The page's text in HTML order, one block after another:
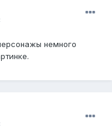
немного